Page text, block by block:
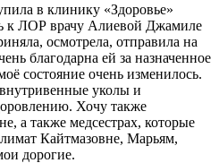
в клинику «Здоровье»
к ЛОР врачу Алиевой Джамиле
осмотрела, отправила на
благодарна ей за назначенное
состояние очень изменилось.
уколы и
Хочу также
а также медсестрах, которые
Кайтмазовне, Марьям,
дорогие.